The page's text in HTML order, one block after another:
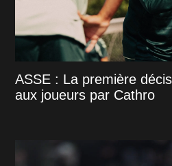
ASSE : La première
aux joueurs par Cathro